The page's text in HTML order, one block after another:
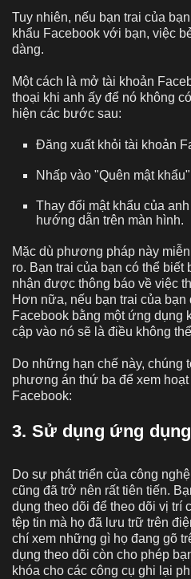
Tuy nhiên, nếu bạn trai của
khẩu Facebook với bạn, việc
dàng.
Một cách là mở tài khoản
thoại khi anh ấy để nó không
hiện các bước sau:
Đăng xuất khỏi tài khoản
Nhấp vào "Quên mật
Thay đổi mật khẩu của
hướng dẫn trên màn hình.
Mặc dù phương pháp này
ro. Bạn trai của bạn có thể biết
nhận được thông báo về việc
Hơn nữa, nếu bạn trai của bạn
Facebook bằng một ứng dụng
cập vào nó sẽ là điều không
Do những hạn chế này, chúng
phương án thứ ba để xem
Facebook:
3. Sử dụng ứng
Do sự phát triển của công
cũng đã trở nên rất tiên tiến.
dụng theo dõi để theo dõi vị trí
tệp tin mà họ đã lưu trữ trên
chí xem những gì họ đang gõ
dụng theo dõi còn cho phép
khóa cho các công cụ ghi lại